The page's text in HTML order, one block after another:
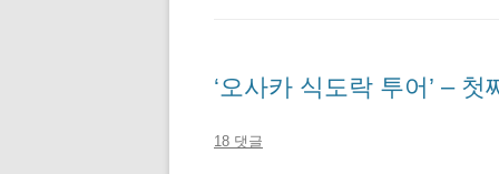
‘오사카 식도락 투어’ – 첫
18 댓글